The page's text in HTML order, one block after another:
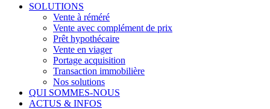
Menu
SOLUTIONS
Vente à réméré
Vente avec complément de prix
Prêt hypothécaire
Vente en viager
Portage acquisition
Transaction immobilière
Nos solutions
QUI SOMMES-NOUS
ACTUS & INFOS